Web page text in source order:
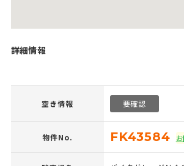
詳細情報
空き情報 要確認
物件No. FK43584